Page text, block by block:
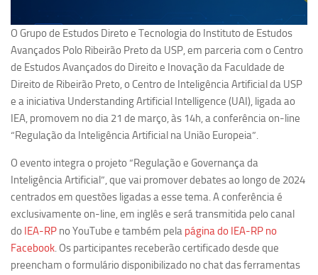
Criminologia Experimental e Segurança Pública
Direito e Tecnologia (Tech Law)
Grupo de Pesquisa GPUBLIC – Centro de Estudos em Gestão
e Políticas Públicas Contemporâneas
Grupos de pesquisa encerrados
Ano Sabático
Programas Ano Sabático Encerrados
Cíntia Rosa Pereira de Lima
Cristina Godoy Bernardo de Oliveira (FDRP)
Evandro Eduardo Seron Ruiz
Fabiana Cristina Severi (FDRP)
O Grupo de Estudos Direto e Tecnologia do Instituto de Estudos
Avançados Polo Ribeirão Preto da USP, em parceria com o Centro
de Estudos Avançados do Direito e Inovação da Faculdade de
Direito de Ribeirão Preto, o Centro de Inteligência Artificial da USP
e a iniciativa Understanding Artificial Intelligence (UAI), ligada ao
IEA, promovem no dia 21 de março, às 14h, a conferência on-line
“Regulação da Inteligência Artificial na União Europeia”.
O evento integra o projeto “Regulação e Governança da
Inteligência Artificial”, que vai promover debates ao longo de 2024
centrados em questões ligadas a esse tema. A conferência é
exclusivamente on-line, em inglês e será transmitida pelo canal
do IEA-RP no YouTube e também pela página do IEA-RP no
Facebook. Os participantes receberão certificado desde que
preencham o formulário disponibilizado no chat das ferramentas